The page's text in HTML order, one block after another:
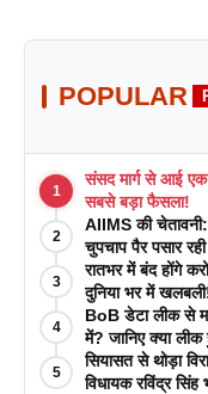
POPULAR
1
संसद मार्ग से आई एक
सबसे बड़ा फैसला!
2
AIIMS की
चुपचाप पैर पसार
3
रातभर में बंद होंगे
दुनिया भर में
4
BoB डेटा लीक से
में? जानिए क्या
5
सियासत से थोड़ा
विधायक रविंद्र सिंह